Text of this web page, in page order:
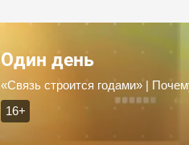
Один день
«Связь строится годами» |
16+